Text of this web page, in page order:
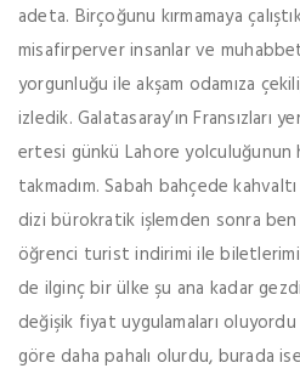
adeta. Birçoğunu kırmamaya
misafirperver insanlar ve
yorgunluğu ile akşam odamıza
izledik. Galatasaray’ın Fransızları
ertesi günkü Lahore yolculuğunun
takmadım. Sabah bahçede
dizi bürokratik işlemden sonra
öğrenci turist indirimi ile
de ilginç bir ülke şu ana kadar
değişik fiyat uygulamaları
göre daha pahalı olurdu, burada